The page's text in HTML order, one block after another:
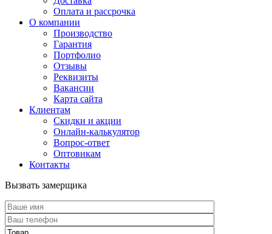
Оплата и рассрочка
О компании
Производство
Гарантия
Портфолио
Отзывы
Реквизиты
Вакансии
Карта сайта
Клиентам
Скидки и акции
Онлайн-калькулятор
Вопрос-ответ
Оптовикам
Контакты
Вызвать замерщика